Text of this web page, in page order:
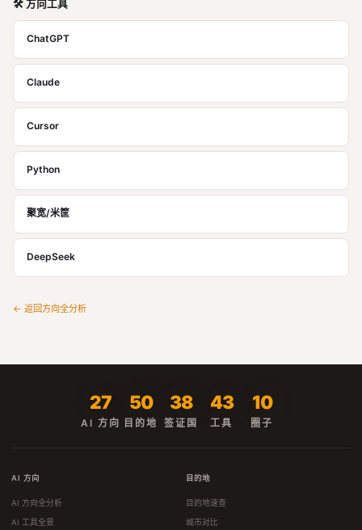
🛠️ 方向工具
ChatGPT
Claude
Cursor
Python
聚宽/米筐
DeepSeek
← 返回方向全分析
27
AI 方向
50
目的地
38
签证国
43
工具
10
圈子
AI 方向
AI 方向全分析
AI 工具全景
目的地
目的地速查
城市对比